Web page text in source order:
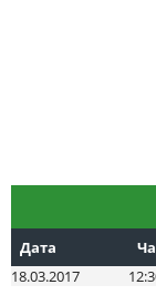
Дата
18.03.2017